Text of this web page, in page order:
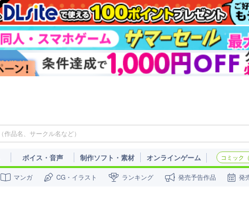
ボイス・音声 制作ソフト・素材 オンラインゲーム コミック
マンガ CG・イラスト ランキング 発売予告作品 発